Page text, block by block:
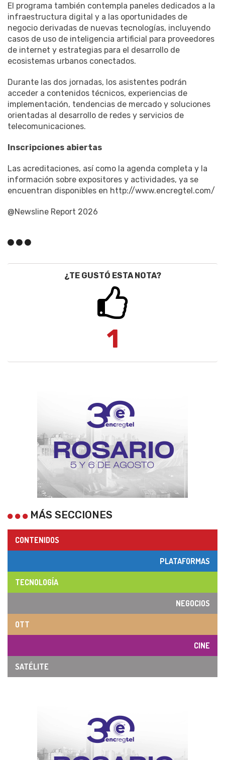
El programa también contempla paneles dedicados a la
infraestructura digital y a las oportunidades de
negocio derivadas de nuevas tecnologías, incluyendo
casos de uso de inteligencia artificial para proveedores
de internet y estrategias para el desarrollo de
ecosistemas urbanos conectados.
Durante las dos jornadas, los asistentes podrán
acceder a contenidos técnicos, experiencias de
implementación, tendencias de mercado y soluciones
orientadas al desarrollo de redes y servicios de
telecomunicaciones.
Inscripciones abiertas
Las acreditaciones, así como la agenda completa y la
información sobre expositores y actividades, ya se
encuentran disponibles en http://www.encregtel.com/
@Newsline Report 2026
¿TE GUSTÓ ESTA NOTA?
1
MÁS SECCIONES
CONTENIDOS
PLATAFORMAS
TECNOLOGÍA
NEGOCIOS
OTT
CINE
SATÉLITE